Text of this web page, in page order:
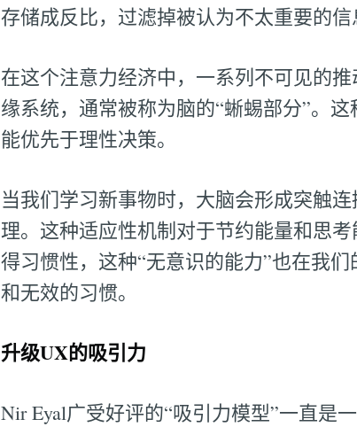
存储成反比，过滤掉被认为不太重要的信
在这个注意力经济中，一系列不可见的
缘系统，通常被称为脑的“蜥蜴部分”。
能优先于理性决策。
当我们学习新事物时，大脑会形成突触
理。这种适应性机制对于节约能量和思
得习惯性，这种“无意识的能力”也在我
和无效的习惯。
升级UX的吸引力
Nir Eyal广受好评的“吸引力模型”一直是